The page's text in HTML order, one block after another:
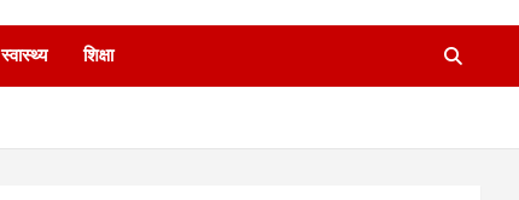
स्वास्थ्य शिक्षा